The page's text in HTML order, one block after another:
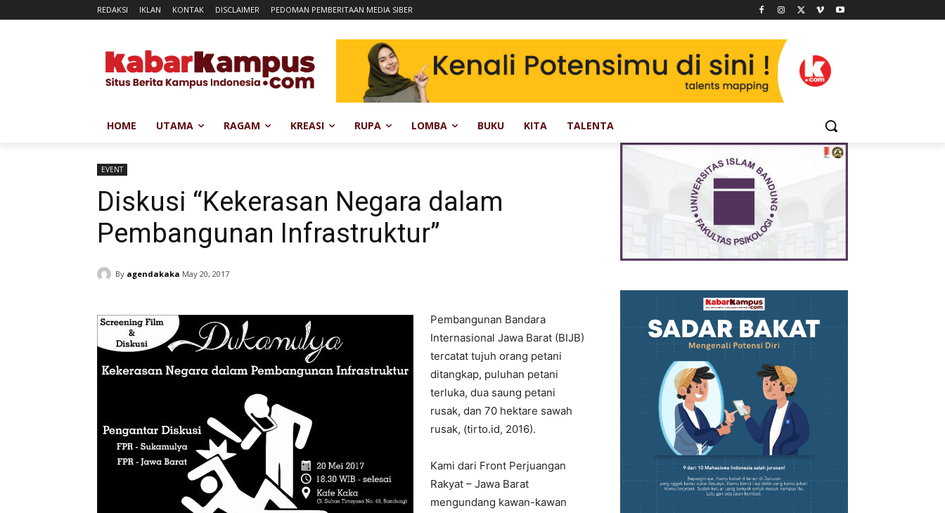
REDAKSI IKLAN KONTAK DISCLAIMER PEDOMAN PEMBERITAAN MEDIA SIBER
HOME UTAMA RAGAM KREASI RUPA LOMBA BUKU KITA TALENTA
EVENT
Diskusi “Kekerasan Negara dalam
Pembangunan Infrastruktur”
By agendakaka May 20, 2017
Pembangunan Bandara
Internasional Jawa Barat (BIJB)
tercatat tujuh orang petani
ditangkap, puluhan petani
terluka, dua saung petani
rusak, dan 70 hektare sawah
rusak, (tirto.id, 2016).
Kami dari Front Perjuangan
Rakyat – Jawa Barat
mengundang kawan-kawan